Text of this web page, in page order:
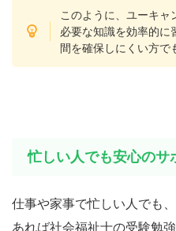
このように、ユーキャ
必要な知識を効率的に
間を確保しにくい方で
忙しい人でも安心のサ
仕事や家事で忙しい人でも
あれば社会福祉士の受験勉強